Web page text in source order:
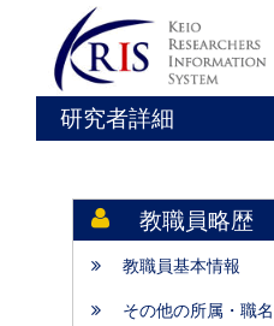
研究者詳細
教職員略歴
教職員基本情報
その他の所属・職名